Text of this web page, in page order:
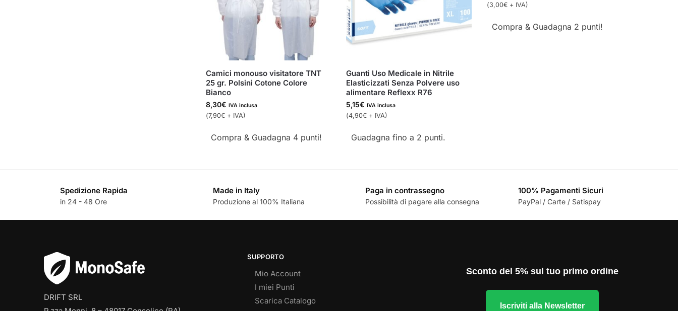
Camici monouso visitatore TNT
25 gr. Polsini Cotone Colore
Bianco
8,30€ IVA inclusa
(7,90€+ IVA)
Compra & Guadagna 4 punti!
Guanti Uso Medicale in Nitrile
Elasticizzati Senza Polvere uso
alimentare Reflexx R76
5,15€ IVA inclusa
(4,90€ + IVA)
Guadagna fino a 2 punti.
(3,00€ + IVA)
Compra & Guadagna 2 punti!
Spedizione Rapida
in 24 - 48 Ore
Made in Italy
Produzione al 100% Italiana
Paga in contrassegno
Possibilità di pagare alla consegna
100% Pagamenti Sicuri
PayPal / Carte / Satispay
DRIFT SRL
SUPPORTO
Mio Account
I miei Punti
Scarica Catalogo
Sconto del 5% sul tuo primo ordine
Iscriviti alla Newsletter